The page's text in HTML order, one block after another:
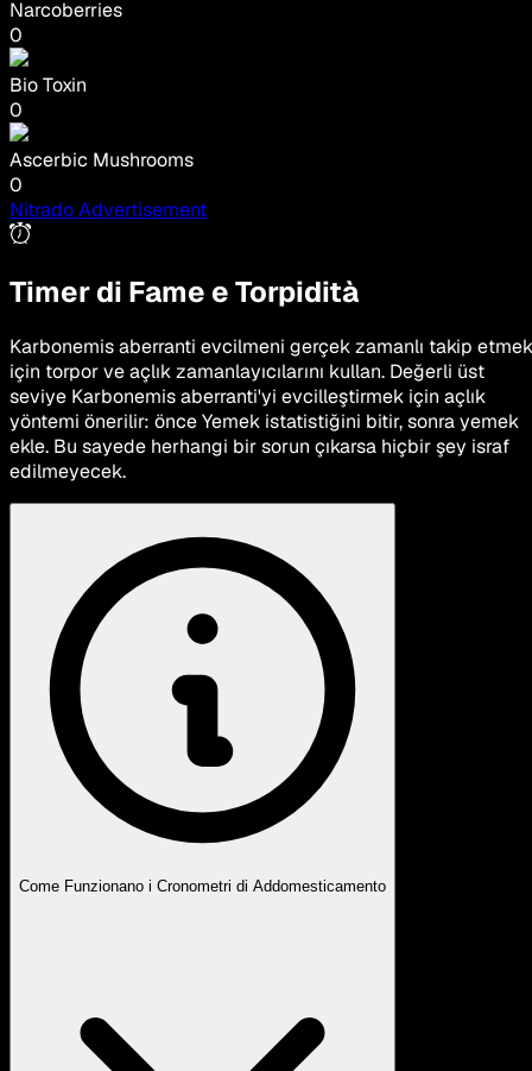
Narcoberries
0
Bio Toxin
0
Ascerbic Mushrooms
0
Nitrado Advertisement
Timer di Fame e Torpidità
Karbonemis aberranti evcilmeni gerçek zamanlı takip etmek
için torpor ve açlık zamanlayıcılarını kullan. Değerli üst
seviye Karbonemis aberranti'yi evcilleştirmek için açlık
yöntemi önerilir: önce Yemek istatistiğini bitir, sonra yemek
ekle. Bu sayede herhangi bir sorun çıkarsa hiçbir şey israf
edilmeyecek.
Come Funzionano i Cronometri di Addomesticamento